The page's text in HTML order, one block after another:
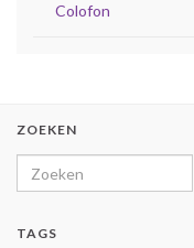
Colofon
ZOEKEN
Search for:
TAGS